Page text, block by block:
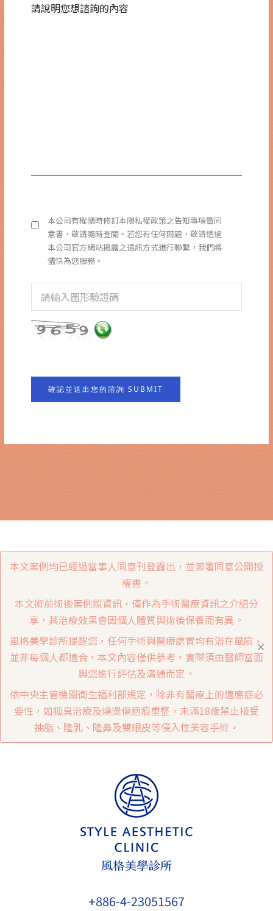
本公司有權隨時修訂本隱私權政策之告知事項暨同
意書，敬請隨時查閱。若您有任何問題，敬請透過
本公司官方網站揭露之通訊方式進行聯繫，我們將
儘快為您服務。
確認並送出您的諮詢 SUBMIT
本文案例均已經過當事人同意刊登露出，並簽署同意公開授
權書。
本文術前術後案例照資訊，僅作為手術醫療資訊之介紹分
享，其治療效果會因個人體質與術後保養而有異。
風格美學診所提醒您，任何手術與醫療處置均有潛在風險，
並非每個人都適合，本文內容僅供參考，實際須由醫師當面
與您進行評估及溝通而定。
依中央主管機關衛生福利部規定，除非有醫療上的適應症必
要性，如狐臭治療及燒燙傷疤痕重整，未滿18歲禁止接受
抽脂、隆乳、隆鼻及雙眼皮等侵入性美容手術。
+886-4-23051567